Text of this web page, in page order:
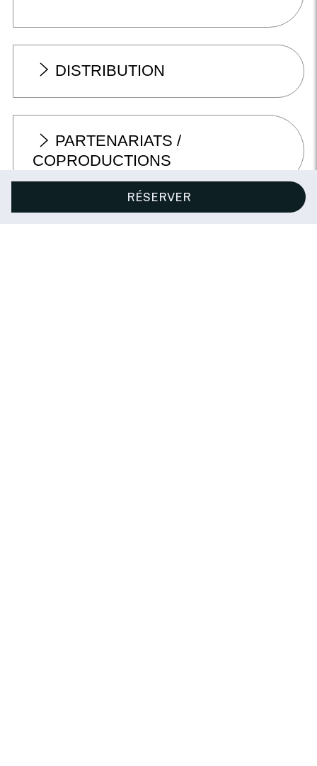
DISTRIBUTION
PARTENARIATS /
COPRODUCTIONS
RÉSERVER